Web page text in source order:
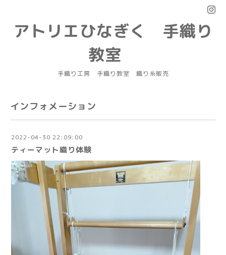
アトリエひなぎく 手織り
教室
手織り工房 手織り教室 織り糸販売
インフォメーション
2022-04-30 22:09:00
ティーマット織り体験